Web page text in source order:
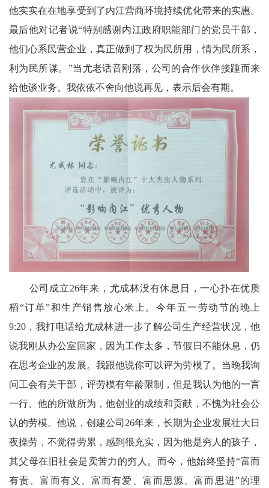
报
民
生
视
播
报
会
议
播
报
他实实在在地享受到了内江营商环境持续优化带来的实惠。
最后他对记者说“特别感谢内江政府职能部门的党员干部，
他们心系民营企业，真正做到了权为民所用，情为民所系，
利为民所谋。”当尤老话音刚落，公司的合作伙伴接踵而来
给他谈业务。我依依不舍向他说再见，表示后会有期。
公司成立26年来，尤成林没有休息日，一心扑在优质
稻“订单”和生产销售放心米上。今年五一劳动节的晚上
9:20，我打电话给尤成林进一步了解公司生产经营状况，他
说我刚从办公室回家，因为工作太多，节假日不能休息，仍
在思考企业的发展。我跟他说你可以评为劳模了。当晚我询
问工会有关干部，评劳模有年龄限制，但是我认为他的一言
一行、他的所做所为，他创业的成绩和贡献，不愧为社会公
认的劳模。他说，创建公司26年来，长期为企业发展壮大日
夜操劳，不觉得劳累，感到很充实，因为他是穷人的孩子，
其父母在旧社会是卖苦力的穷人。而今，他始终坚持“富而
有责、富而有义、富而有爱、富而思源、富而思进”的理